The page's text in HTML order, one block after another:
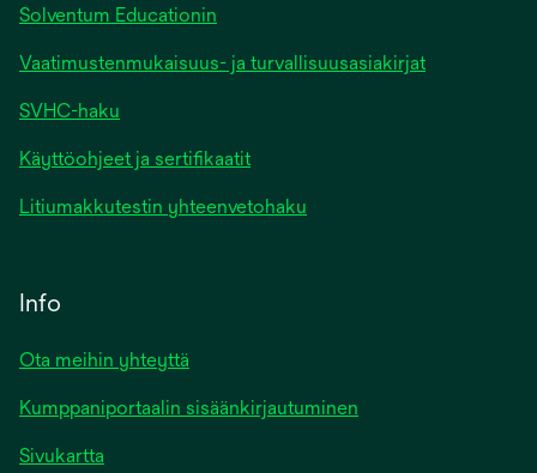
Solventum Educationin
Vaatimustenmukaisuus- ja turvallisuusasiakirjat
SVHC-haku
Käyttöohjeet ja sertifikaatit
Litiumakkutestin yhteenvetohaku
Info
Ota meihin yhteyttä
Kumppaniportaalin sisäänkirjautuminen
Sivukartta